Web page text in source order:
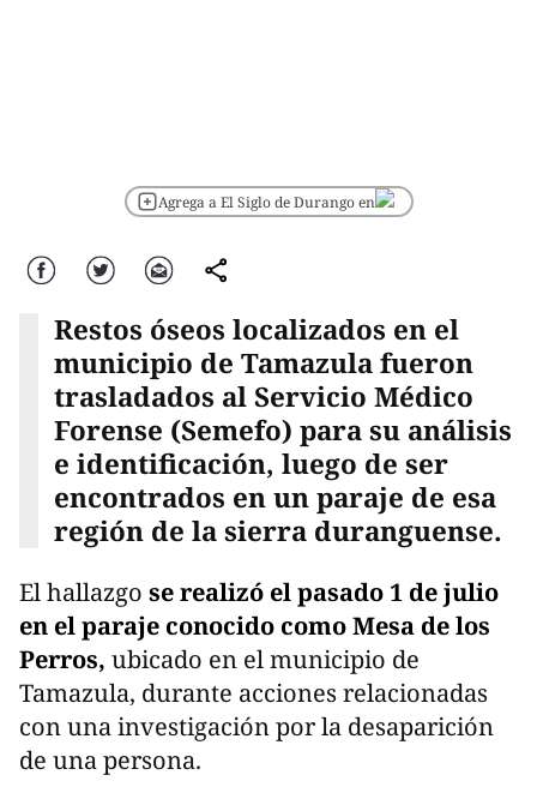
Agrega a El Siglo de Durango en
Facebook Twitter Correo comparte
Restos óseos localizados en el
municipio de Tamazula fueron
trasladados al Servicio Médico
Forense (Semefo) para su análisis
e identificación, luego de ser
encontrados en un paraje de esa
región de la sierra duranguense.
El hallazgo se realizó el pasado 1 de julio
en el paraje conocido como Mesa de los
Perros, ubicado en el municipio de
Tamazula, durante acciones relacionadas
con una investigación por la desaparición
de una persona.